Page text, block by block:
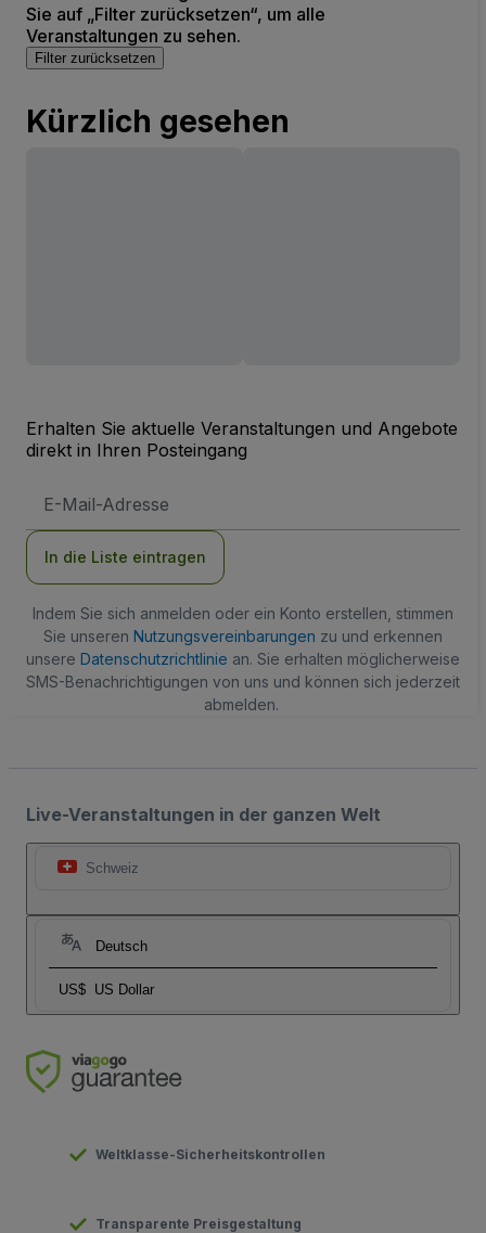
Sie auf „Filter zurücksetzen“, um alle
Veranstaltungen zu sehen.
Filter zurücksetzen
Kürzlich gesehen
Erhalten Sie aktuelle Veranstaltungen und Angebote
direkt in Ihren Posteingang
Mail-
In die Liste eintragen
Indem Sie sich anmelden oder ein Konto erstellen, stimmen
Sie unseren Nutzungsvereinbarungen zu und erkennen
unsere Datenschutzrichtlinie an. Sie erhalten möglicherweise
SMS-Benachrichtigungen von uns und können sich jederzeit
abmelden.
Live-Veranstaltungen in der ganzen Welt
Schweiz
Deutsch
US$ US Dollar
Weltklasse-Sicherheitskontrollen
Transparente Preisgestaltung